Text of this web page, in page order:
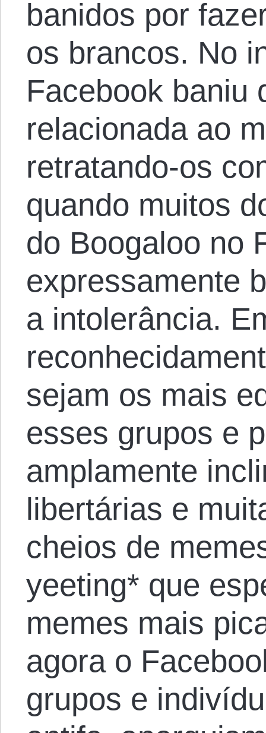
banidos por
os brancos. No
Facebook baniu
relacionada ao
retratando-os
quando muitos
do Boogaloo no
expressamente
a intolerância.
sejam os mais
esses grupos e
amplamente
libertárias e
cheios de
yeeting* que
memes mais
agora o
grupos e